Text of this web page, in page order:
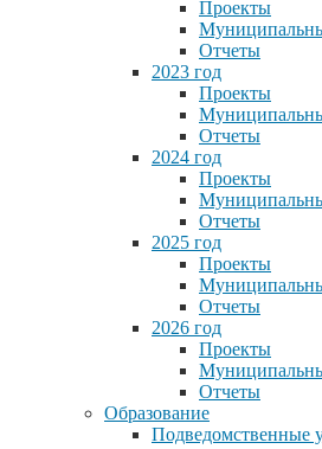
Проекты
Отчеты
2023 год
Проекты
Отчеты
2024 год
Проекты
Отчеты
2025 год
Проекты
Отчеты
2026 год
Проекты
Отчеты
Образование
Подведомственные